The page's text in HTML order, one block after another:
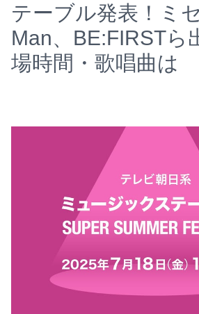
テーブル発表！ミ
Man、BE:FIRSTら
場時間・歌唱曲は